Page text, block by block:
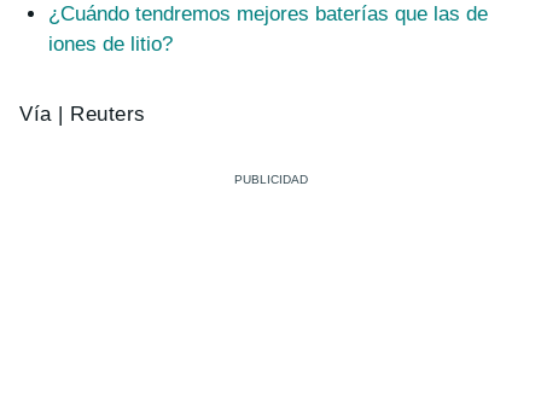
¿Cuándo tendremos mejores baterías que las de
iones de litio?
Vía | Reuters